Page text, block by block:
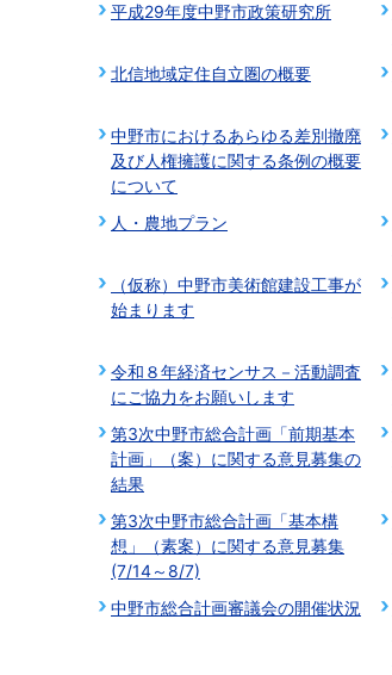
平成29年度中野市政策研究所
北信地域定住自立圏の概要
中野市におけるあらゆる差別撤廃
及び人権擁護に関する条例の概要
について
人・農地プラン
（仮称）中野市美術館建設工事が
始まります
令和８年経済センサス－活動調査
にご協力をお願いします
第3次中野市総合計画「前期基本
計画」（案）に関する意見募集の
結果
第3次中野市総合計画「基本構
想」（素案）に関する意見募集
(7/14～8/7)
中野市総合計画審議会の開催状況